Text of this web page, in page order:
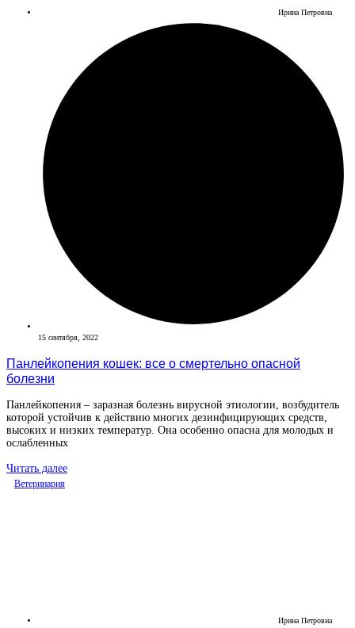
Ирина Петровна
15 сентября, 2022
Панлейкопения кошек: все о смертельно опасной
болезни
Панлейкопения – заразная болезнь вирусной этиологии, возбудитель
которой устойчив к действию многих дезинфицирующих средств,
высоких и низких температур. Она особенно опасна для молодых и
ослабленных
Читать далее
Ветеринария
Ирина Петровна